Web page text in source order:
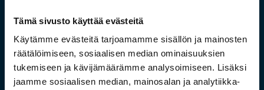
Tämä sivusto käyttää evästeitä
Käytämme evästeitä tarjoamamme sisällön ja mainosten
räätälöimiseen, sosiaalisen median ominaisuuksien
tukemiseen ja kävijämäärämme analysoimiseen. Lisäksi
jaamme sosiaalisen median, mainosalan ja analytiikka-